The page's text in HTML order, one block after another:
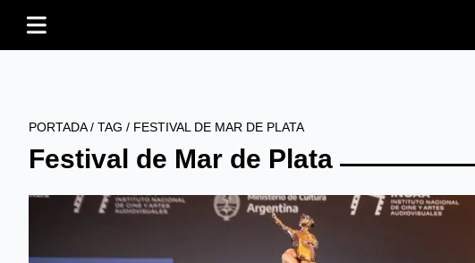
PORTADA/ TAG / FESTIVAL DE MAR DE PLATA
Festival de Mar de Plata